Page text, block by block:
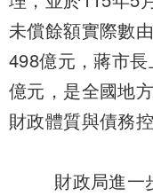
未償餘額實際數
498億元，蔣市
億元，是全國地
財政體質與債務控
財政局進一步